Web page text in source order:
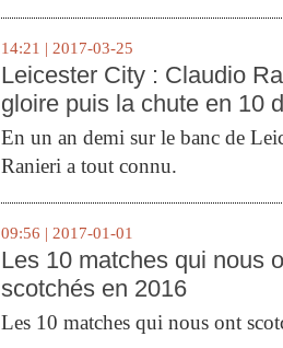
14:21 | 2017-03-25
Leicester City : Claudio
gloire puis la chute en 10
En un an demi sur le banc de
Ranieri a tout connu.
09:56 | 2017-01-01
Les 10 matches qui nous
scotchés en 2016
Les 10 matches qui nous ont